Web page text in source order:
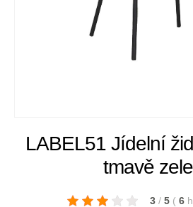
LABEL51 Jídelní
tmavě
3 / 5 ( 6